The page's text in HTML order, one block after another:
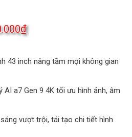
₫Giá
hiện
là:
10.010.000₫.
43 inch nâng tầm mọi không gian
AI a7 Gen 9 4K tối ưu hình ảnh, âm
vượt trội, tái tạo chi tiết hình